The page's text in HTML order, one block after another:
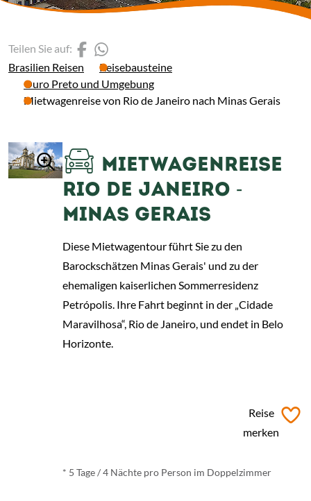
Brasilien Reisen
Reisebausteine
Ouro Preto und Umgebung
Mietwagenreise von Rio de Janeiro nach Minas Gerais
Teilen Sie auf: (Link öffnet einen neuen
MIETWAGENREISE
RIO DE JANEIRO -
MINAS GERAIS
Diese Mietwagentour führt Sie zu den
Barockschätzen Minas Gerais' und zu der
ehemaligen kaiserlichen Sommerresidenz
Petrópolis. Ihre Fahrt beginnt in der „Cidade
Maravilhosa“, Rio de Janeiro, und endet in Belo
Horizonte.
Reise
merken
* 5 Tage / 4 Nächte pro Person im Doppelzimmer